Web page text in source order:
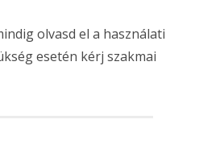
olvasd el a használati
esetén kérj szakmai